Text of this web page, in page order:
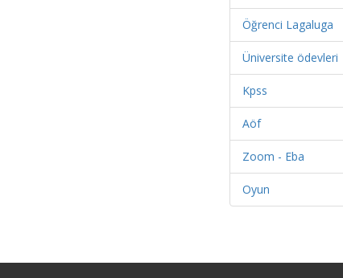
Öğrenci Lagaluga
Üniversite ödevleri
Kpss
Aöf
Zoom - Eba
Oyun